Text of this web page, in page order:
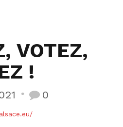
VOTEZ,
!
0